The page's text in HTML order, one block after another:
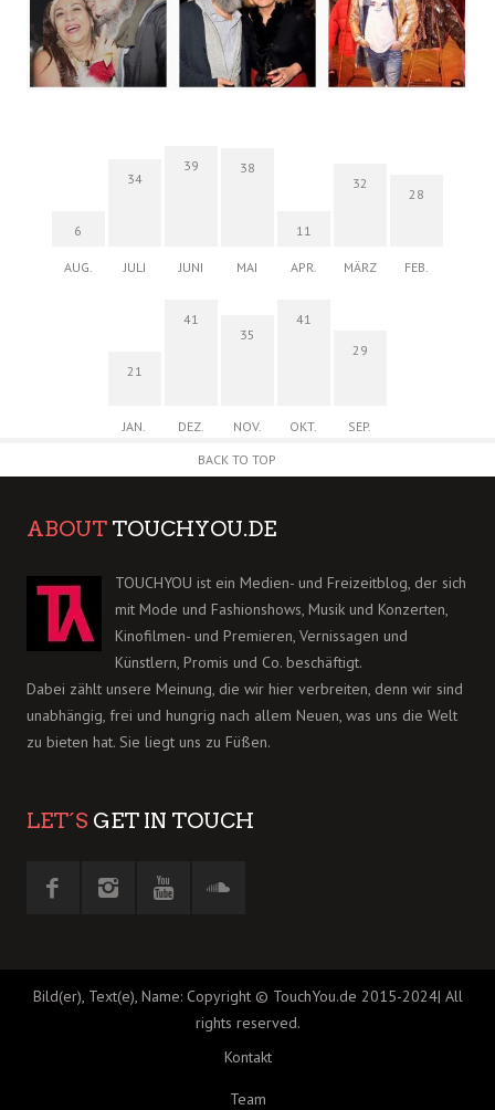
6
AUG.
34
JULI
39
JUNI
38
MAI
11
APR.
32
MÄRZ
28
FEB.
21
JAN.
41
DEZ.
35
NOV.
41
OKT.
29
SEP.
BACK TO TOP
ABOUT TOUCHYOU.DE
TOUCHYOU ist ein Medien- und Freizeitblog, der sich
mit Mode und Fashionshows, Musik und Konzerten,
Kinofilmen- und Premieren, Vernissagen und
Künstlern, Promis und Co. beschäftigt.
Dabei zählt unsere Meinung, die wir hier verbreiten, denn wir sind
unabhängig, frei und hungrig nach allem Neuen, was uns die Welt
zu bieten hat. Sie liegt uns zu Füßen.
LET´S GET IN TOUCH
Bild(er), Text(e), Name: Copyright © TouchYou.de 2015-2024| All
rights reserved.
Kontakt
Team